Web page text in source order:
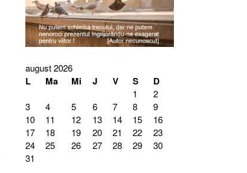
august 2026
L Ma Mi J V S D
1
2
3
4 5 6 7 8
9
10
11 12 13 14 15
16
17
18 19 20 21 22
23
24
25 26 27 28 29
30
31